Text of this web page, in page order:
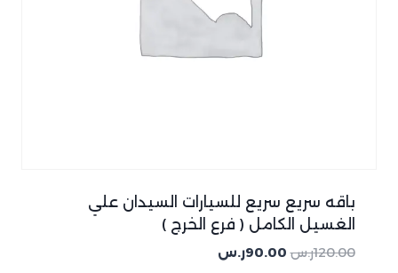
باقه سريع سريع للسيارات السيدان علي
الغسيل الكامل ( فرع الخرج )
120.00ر.س 90.00ر.س